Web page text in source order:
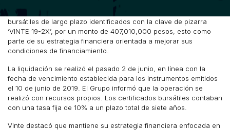
Grupo Vinte informó la amortización total de los certificados
bursátiles de largo plazo identificados con la clave de pizarra
‘VINTE 19-2X’, por un monto de 407,010,000 pesos, esto como
parte de su estrategia financiera orientada a mejorar sus
condiciones de financiamiento.
La liquidación se realizó el pasado 2 de junio, en línea con la
fecha de vencimiento establecida para los instrumentos emitidos
el 10 de junio de 2019. El Grupo informó que la operación se
realizó con recursos propios. Los certificados bursátiles contaban
con una tasa fija de 10% a un plazo total de siete años.
Vinte destacó que mantiene su estrategia financiera enfocada en